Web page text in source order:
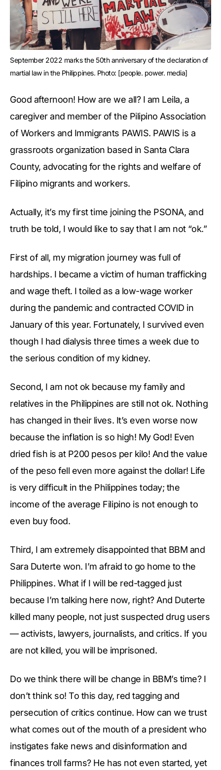
September 2022 marks the 50th anniversary of the declaration of
martial law in the Philippines. Photo: [people. power. media]
Good afternoon! How are we all? I am Leila, a
caregiver and member of the Pilipino Association
of Workers and Immigrants PAWIS. PAWIS is a
grassroots organization based in Santa Clara
County, advocating for the rights and welfare of
Filipino migrants and workers.
Actually, it’s my first time joining the PSONA, and
truth be told, I would like to say that I am not “ok.”
First of all, my migration journey was full of
hardships. I became a victim of human trafficking
and wage theft. I toiled as a low-wage worker
during the pandemic and contracted COVID in
January of this year. Fortunately, I survived even
though I had dialysis three times a week due to
the serious condition of my kidney.
Second, I am not ok because my family and
relatives in the Philippines are still not ok. Nothing
has changed in their lives. It’s even worse now
because the inflation is so high! My God! Even
dried fish is at P200 pesos per kilo! And the value
of the peso fell even more against the dollar! Life
is very difficult in the Philippines today; the
income of the average Filipino is not enough to
even buy food.
Third, I am extremely disappointed that BBM and
Sara Duterte won. I’m afraid to go home to the
Philippines. What if I will be red-tagged just
because I’m talking here now, right? And Duterte
killed many people, not just suspected drug users
— activists, lawyers, journalists, and critics. If you
are not killed, you will be imprisoned.
Do we think there will be change in BBM’s time? I
don’t think so! To this day, red tagging and
persecution of critics continue. How can we trust
what comes out of the mouth of a president who
instigates fake news and disinformation and
finances troll farms? He has not even started, yet